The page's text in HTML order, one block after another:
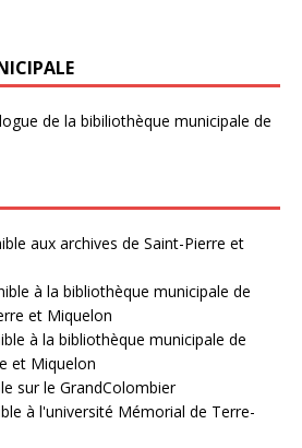
de la bibiliothèque municipale de
aux archives de Saint-Pierre et
à la bibliothèque municipale de
et Miquelon
à la bibliothèque municipale de
et Miquelon
sur le GrandColombier
à l'université Mémorial de Terre-